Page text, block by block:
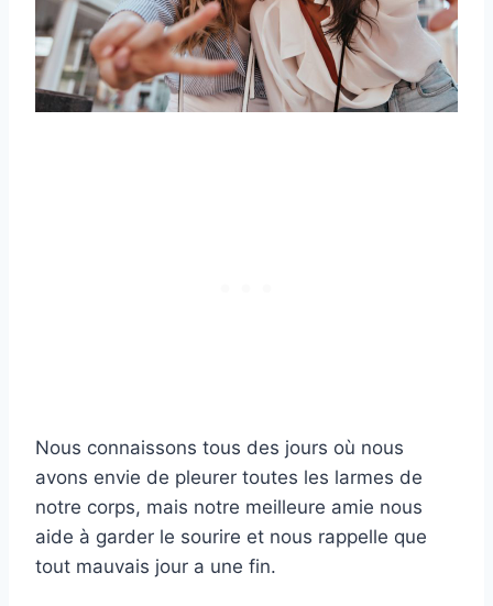
Nous connaissons tous des jours où nous
avons envie de pleurer toutes les larmes de
notre corps, mais notre meilleure amie nous
aide à garder le sourire et nous rappelle que
tout mauvais jour a une fin.